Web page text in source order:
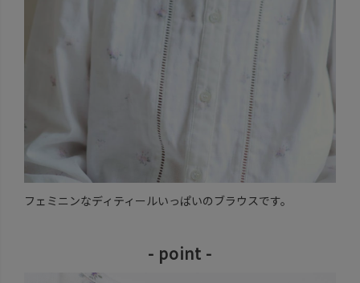
フェミニンなディティールいっぱいのブラウスです。
- point -